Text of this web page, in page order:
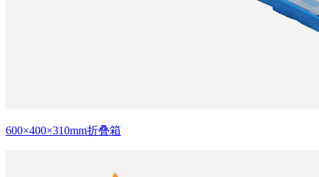
600×400×310mm折叠箱